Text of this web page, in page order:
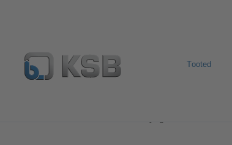
Tooted